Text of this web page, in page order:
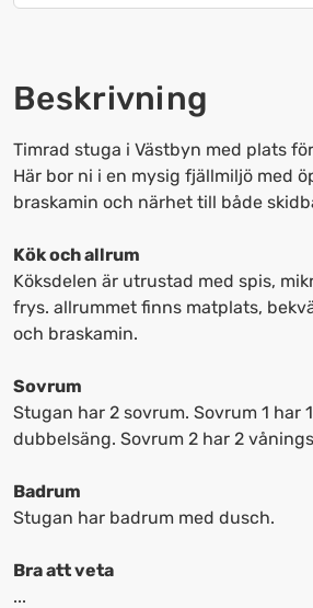
välja
Tryck
på
frågetecknet
för
att
upp
kortkommandon
för
att
datum
välja
för
att
för
Beskrivning
Timrad stuga i Västbyn med plats
Här bor ni i en mysig fjällmiljö med
braskamin och närhet till både
Kök och allrum
Köksdelen är utrustad med spis,
frys. allrummet finns matplats,
och braskamin.
Sovrum
Stugan har 2 sovrum. Sovrum 1 har
dubbelsäng. Sovrum 2 har 2
Badrum
Stugan har badrum med dusch.
Bra att veta
...